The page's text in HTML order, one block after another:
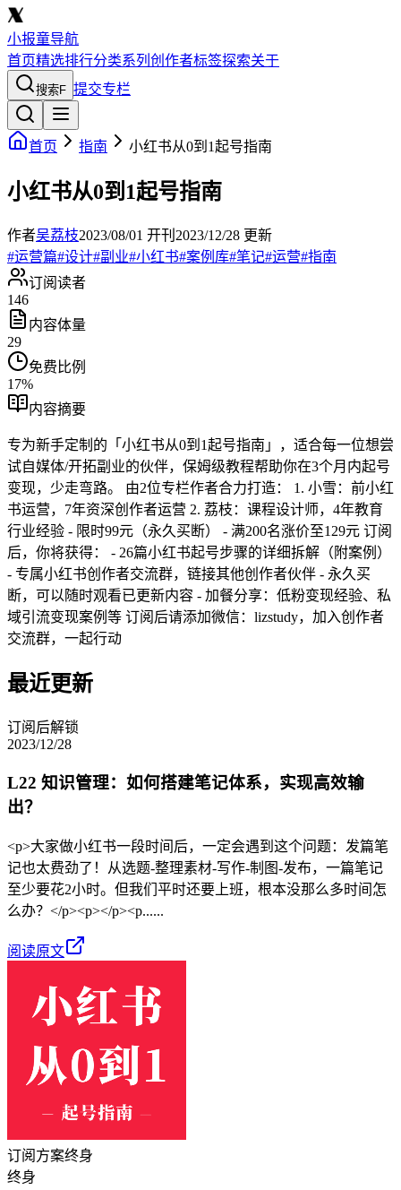
小报童导航
首页精选排行分类系列 创作者标签探索关于
搜索F 提交专栏
首页 指南 小红书从0到1起号指南
小红书从0到1起号指南
作者吴荔枝2023/08/01 开刊 2023/12/28 更新
#运营篇#设计#副业#小红书#案例库#笔记#运营#指南
订阅读者
146
内容体量
29
免费比例
17%
内容摘要
专为新手定制的「小红书从0到1起号指南」，适合每一位想尝
试自媒体/开拓副业的伙伴，保姆级教程帮助你在3个月内起号
变现，少走弯路。 由2位专栏作者合力打造： 1. 小雪：前小红
书运营，7年资深创作者运营 2. 荔枝：课程设计师，4年教育
行业经验 - 限时99元（永久买断） - 满200名涨价至129元 订阅
后，你将获得： - 26篇小红书起号步骤的详细拆解（附案例）
- 专属小红书创作者交流群，链接其他创作者伙伴 - 永久买
断，可以随时观看已更新内容 - 加餐分享：低粉变现经验、私
域引流变现案例等 订阅后请添加微信：lizstudy，加入创作者
交流群，一起行动
最近更新
订阅后解锁
2023/12/28
L22 知识管理：如何搭建笔记体系，实现高效输
出？
<p>大家做小红书一段时间后，一定会遇到这个问题：发篇笔
记也太费劲了！从选题-整理素材-写作-制图-发布，一篇笔记
至少要花2小时。但我们平时还要上班，根本没那么多时间怎
么办？</p><p></p><p......
阅读原文
订阅方案终身
终身